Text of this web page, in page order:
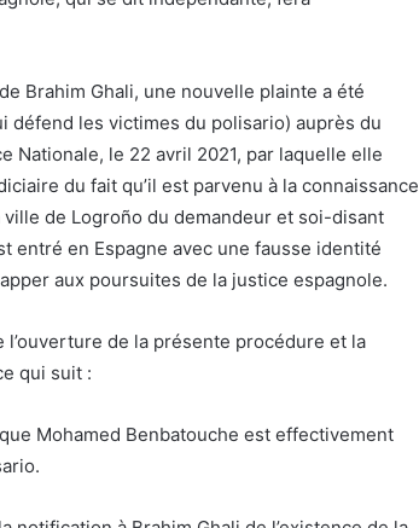
Brahim Ghali, une nouvelle plainte a été
défend les victimes du polisario) auprès du
Nationale, le 22 avril 2021, par laquelle elle
du fait qu’il est parvenu à la connaissance
ville de Logroño du demandeur et soi-disant
entré en Espagne avec une fausse identité
aux poursuites de la justice espagnole.
l’ouverture de la présente procédure et la
qui suit :
Mohamed Benbatouche est effectivement